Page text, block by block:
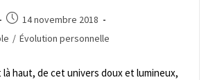
14 novembre 2018
/ Évolution personnelle
haut, de cet univers doux et lumineux,